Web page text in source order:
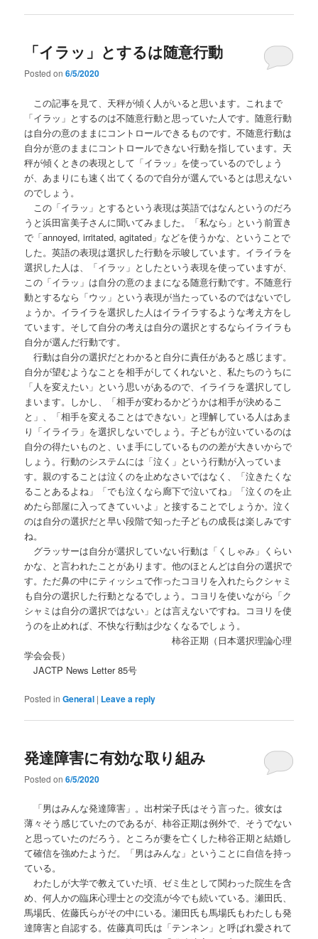
「イラッ」とするは随意行動
Posted on6/5/2020
この記事を見て、天秤が傾く人がいると思います。これまで
「イラッ」とするのは不随意行動と思っていた人です。随意行動
は自分の意のままにコントロールできるものです。不随意行動は
自分が意のままにコントロールできない行動を指しています。天
秤が傾くときの表現として「イラッ」を使っているのでしょう
が、あまりにも速く出てくるので自分が選んでいるとは思えない
のでしょう。
この「イラッ」とするという表現は英語ではなんというのだろ
うと浜田富美子さんに聞いてみました。「私なら」という前置き
で「annoyed, irritated, agitated」などを使うかな、ということで
した。英語の表現は選択した行動を示唆しています。イライラを
選択した人は、「イラッ」としたという表現を使っていますが、
この「イラッ」は自分の意のままになる随意行動です。不随意行
動とするなら「ウッ」という表現が当たっているのではないでし
ょうか。イライラを選択した人はイライラするような考え方をし
ています。そして自分の考えは自分の選択とするならイライラも
自分が選んだ行動です。
行動は自分の選択だとわかると自分に責任があると感じます。
自分が望むようなことを相手がしてくれないと、私たちのうちに
「人を変えたい」という思いがあるので、イライラを選択してし
まいます。しかし、「相手が変わるかどうかは相手が決めるこ
と」、「相手を変えることはできない」と理解している人はあま
り「イライラ」を選択しないでしょう。子どもが泣いているのは
自分の得たいものと、いま手にしているものの差が大きいからで
しょう。行動のシステムには「泣く」という行動が入っていま
す。親のすることは泣くのを止めなさいではなく、「泣きたくな
ることあるよね」「でも泣くなら廊下で泣いてね」「泣くのを止
めたら部屋に入ってきていいよ」と接することでしょうか。泣く
のは自分の選択だと早い段階で知った子どもの成長は楽しみです
ね。
グラッサーは自分が選択していない行動は「くしゃみ」くらい
かな、と言われたことがあります。他のほとんどは自分の選択で
す。ただ鼻の中にティッシュで作ったコヨリを入れたらクシャミ
も自分の選択した行動となるでしょう。コヨリを使いながら「ク
シャミは自分の選択ではない」とは言えないですね。コヨリを使
うのを止めれば、不快な行動は少なくなるでしょう。
柿谷正期（日本選択理論心理
学会会長）
JACTP News Letter 85号
Posted in General | Leave a reply
発達障害に有効な取り組み
Posted on6/5/2020
「男はみんな発達障害」。出村栄子氏はそう言った。彼女は
薄々そう感じていたのであるが、柿谷正期は例外で、そうでない
と思っていたのだろう。ところが妻を亡くした柿谷正期と結婚し
て確信を強めたようだ。「男はみんな」ということに自信を持っ
ている。
わたしが大学で教えていた頃、ゼミ生として関わった院生を含
め、何人かの臨床心理士との交流が今でも続いている。瀬田氏、
馬場氏、佐藤氏らがその中にいる。瀬田氏も馬場氏もわたしも発
達障害と自認する。佐藤真司氏は「テンネン」と呼ばれ愛されて